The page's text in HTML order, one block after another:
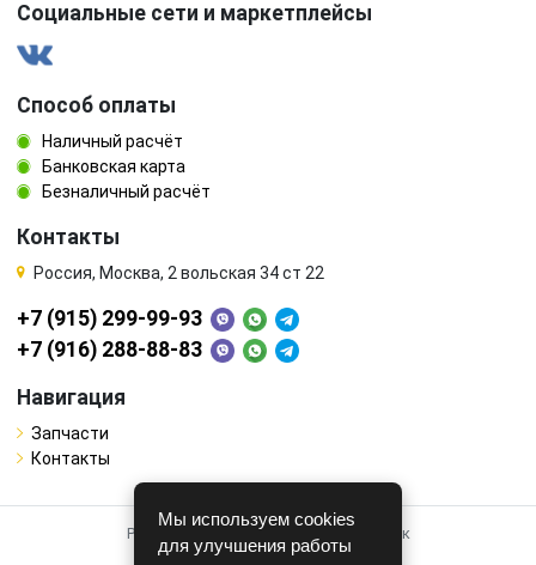
Социальные сети и маркетплейсы
Способ оплаты
Наличный расчёт
Банковская карта
Безналичный расчёт
Контакты
Россия, Москва, 2 вольская 34 ст 22
+7 (915) 299-99-93
+7 (916) 288-88-83
Навигация
Запчасти
Контакты
Работает на системе для авторазборок
CARRO.БИЗНЕС
Мы используем cookies
для улучшения работы